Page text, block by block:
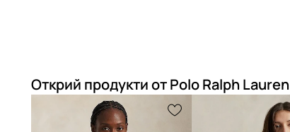
Открий продукти от Polo Ralph Lauren